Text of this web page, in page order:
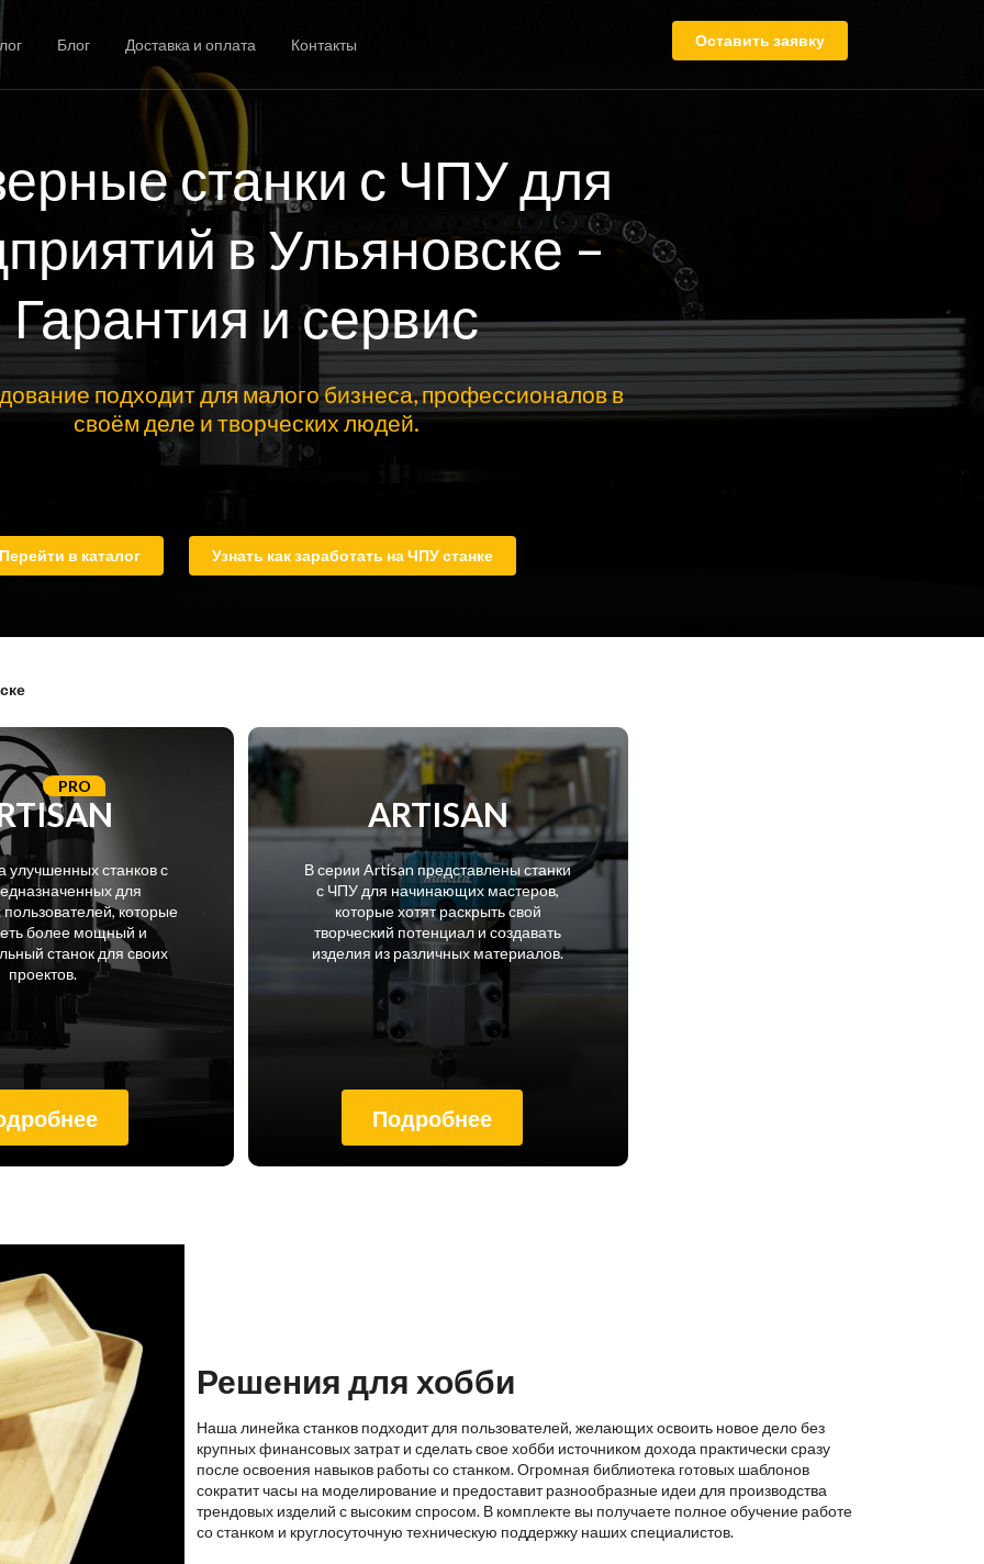
Блог Доставка и оплата Контакты Оставить заявку
станки с ЧПУ для
в Ульяновске –
Гарантия и сервис
подходит для малого бизнеса, профессионалов в
своём деле и творческих людей.
Перейти в каталог Узнать как заработать на ЧПУ станке
PRO
улучшенных станков с
для
которые
более мощный и
станок для своих
проектов.
ARTISAN
В серии Artisan представлены станки
с ЧПУ для начинающих мастеров,
которые хотят раскрыть свой
творческий потенциал и создавать
изделия из различных материалов.
Подробнее
Решения для хобби
Наша линейка станков подходит для пользователей, желающих освоить новое дело без
крупных финансовых затрат и сделать свое хобби источником дохода практически сразу
после освоения навыков работы со станком. Огромная библиотека готовых шаблонов
сократит часы на моделирование и предоставит разнообразные идеи для производства
трендовых изделий с высоким спросом. В комплекте вы получаете полное обучение работе
со станком и круглосуточную техническую поддержку наших специалистов.